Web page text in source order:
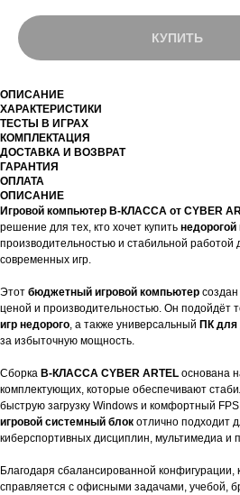
КУПИТЬ
ОПИСАНИЕ
ХАРАКТЕРИСТИКИ
ТЕСТЫ В ИГРАХ
КОМПЛЕКТАЦИЯ
ДОСТАВКА И ВОЗВРАТ
ГАРАНТИЯ
ОПЛАТА
ОПИСАНИЕ
Игровой компьютер B-КЛАССА от CYBER
решение для тех, кто хочет купить недорогой
производительностью и стабильной работой
современных игр.
Этот бюджетный игровой компьютер
ценой и производительностью. Он подойдёт
игр недорого, а также универсальный ПК для
за избыточную мощность.
Сборка B-КЛАССА CYBER ARTEL основана
комплектующих, которые обеспечивают
быструю загрузку Windows и комфортный
игровой системный блок отлично подходит
киберспортивных дисциплин, мультимедиа и
Благодаря сбалансированной конфигурации,
справляется с офисными задачами, учебой,